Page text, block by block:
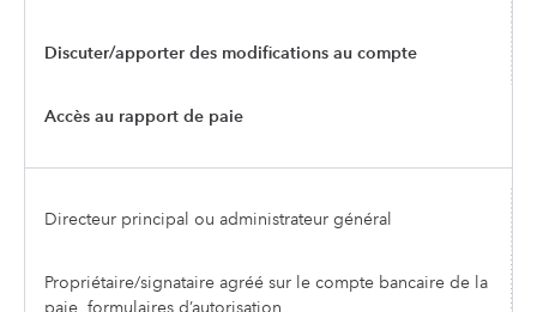
Discuter/apporter des modifications au compte
Accès au rapport de paie
Directeur principal ou administrateur général
Propriétaire/signataire agréé sur le compte bancaire de la
paie, formulaires d’autorisation